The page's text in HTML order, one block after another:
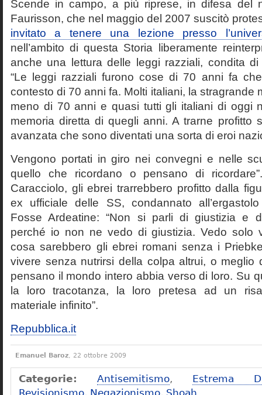
Scende in campo, a più riprese, in difesa del
Faurisson, che nel maggio del 2007 suscitò
invitato a tenere una lezione presso
nell’ambito di questa Storia liberamente
anche una lettura delle leggi razziali, condita di
“Le leggi razziali furono cose di 70 anni fa
contesto di 70 anni fa. Molti italiani, la stragrande
meno di 70 anni e quasi tutti gli italiani di oggi
memoria diretta di quegli anni. A trarne profitto
avanzata che sono diventati una sorta di eroi
Vengono portati in giro nei convegni e nelle
quello che ricordano o pensano di
Caracciolo, gli ebrei trarrebbero profitto dalla
ex ufficiale delle SS, condannato
Fosse Ardeatine: “Non si parli di giustizia e
perché io non ne vedo di giustizia. Vedo solo
cosa sarebbero gli ebrei romani senza i
vivere senza nutrirsi della colpa altrui, o meglio
pensano il mondo intero abbia verso di loro. Su
la loro tracotanza, la loro pretesa ad un
materiale infinito”.
Repubblica.it
Emanuel Baroz, 22 ottobre 2009
Categorie: Antisemitismo, Estrema
Revisionismo, Negazionismo, Shoah